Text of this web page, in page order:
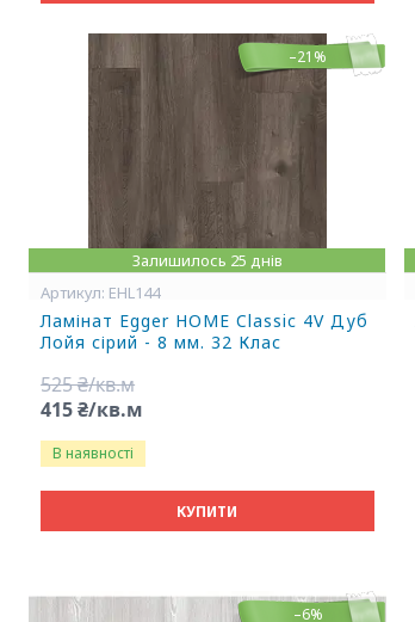
–21%
Залишилось 25 днів
EHL144
Ламінат Egger HOME Classic 4V Дуб
Лойя сірий - 8 мм. 32 Клас
525 ₴/кв.м
415 ₴/кв.м
В наявності
КУПИТИ
–6%